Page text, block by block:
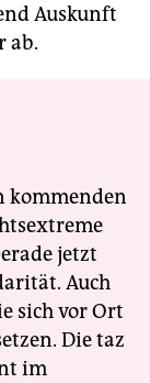
Auskunft
ab.
kommenden
jetzt
Auch
sich vor Ort
Die taz
im